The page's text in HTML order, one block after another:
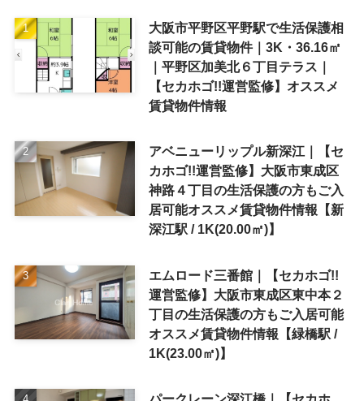
大阪市平野区平野駅で生活保護相
談可能の賃貸物件｜3K・36.16㎡
｜平野区加美北６丁目テラス｜
【セカホゴ!!運営監修】オススメ
賃貸物件情報
アベニューリップル新深江｜【セ
カホゴ!!運営監修】大阪市東成区
神路４丁目の生活保護の方もご入
居可能オススメ賃貸物件情報【新
深江駅 / 1K(20.00㎡)】
エムロード三番館｜【セカホゴ!!
運営監修】大阪市東成区東中本２
丁目の生活保護の方もご入居可能
オススメ賃貸物件情報【緑橋駅 /
1K(23.00㎡)】